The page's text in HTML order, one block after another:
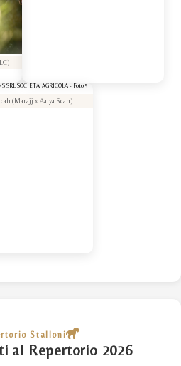
(Marajj x Aalya Scah)
Stalloni
al Repertorio 2026